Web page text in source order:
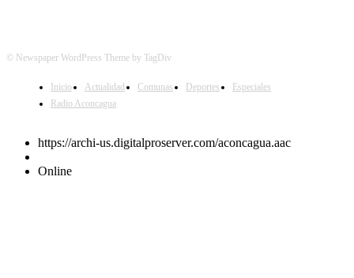
© Newspaper WordPress Theme by TagDiv
Inicio Actualidad Comunas Deportes
Especiales
Radio Aconcagua
https://archi-us.digitalproserver.com/aconcagua.aac
Online